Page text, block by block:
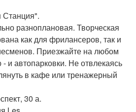
Станция".
разноплановая. Творческая
как для фрилансеров, так и
Приезжайте на любом
- и автопарковки. Не отвлекаясь
в кафе или тренажерный
30 а.